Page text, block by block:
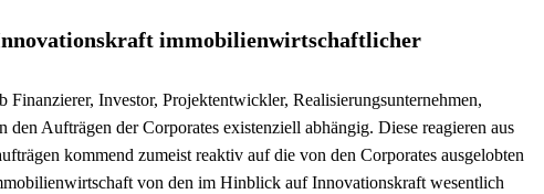
immobilienwirtschaftlicher
Investor, Projektentwickler, Realisierungsunternehmen,
Aufträgen der Corporates existenziell abhängig. Diese reagieren aus
kommend zumeist reaktiv auf die von den Corporates ausgelobten
von den im Hinblick auf Innovationskraft wesentlich